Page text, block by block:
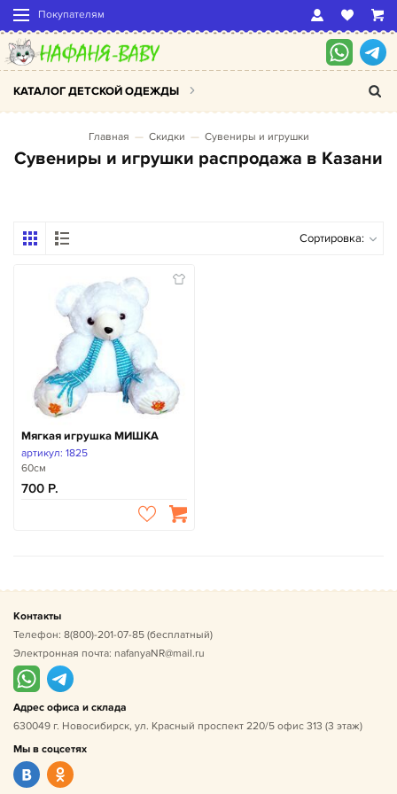
Покупателям
КАТАЛОГ ДЕТСКОЙ ОДЕЖДЫ
Главная Скидки Сувениры и игрушки
Сувениры и игрушки распродажа в Казани
Сортировка:
Мягкая игрушка МИШКА
артикул: 1825
60см
700
Контакты
Телефон: 8(800)-201-07-85 (бесплатный)
Электронная почта: nafanyaNR@mail.ru
Адрес офиса и склада
630049 г. Новосибирск, ул. Красный проспект 220/5 офис 313 (3 этаж)
Мы в соцсетях